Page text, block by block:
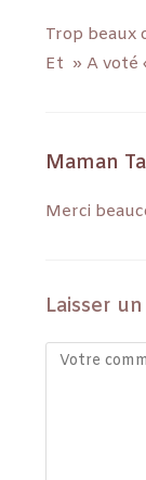
Trop beaux
Et » A voté
Maman
Merci
Laisser